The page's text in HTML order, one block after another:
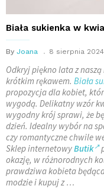
Biała sukienka w
By Joana 8 sierpnia 2024
Odkryj piękno lata z
krótkim rękawem. Biała
propozycja dla kobiet,
wygodą. Delikatny wzór
wygodny krój sprawi, że
dzień. Idealny wybór na
czy romantyczne chwile
Sklep internetowyButik
okazję, w różnorodnych
prawdziwa kobieta
modzie i kupuj z …